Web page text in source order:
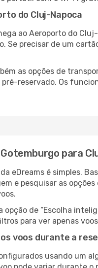
do Cluj-Napoca
ao Aeroporto do
Se precisar de um
as opções de
reservado. Os
para
eDreams é simples.
e pesquisar as
opção de “Escolha
para ver apenas
voos durante a
usando um